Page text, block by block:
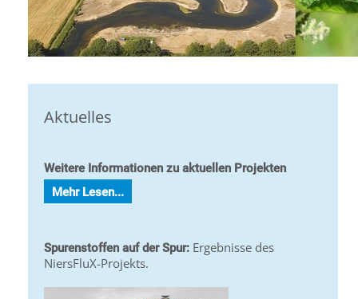
Aktuelles
Weitere Informationen zu aktuellen Projekten
Mehr Lesen...
Spurenstoffen auf der Spur: Ergebnisse des
NiersFluX-Projekts.